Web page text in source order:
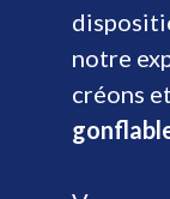
notre
créons